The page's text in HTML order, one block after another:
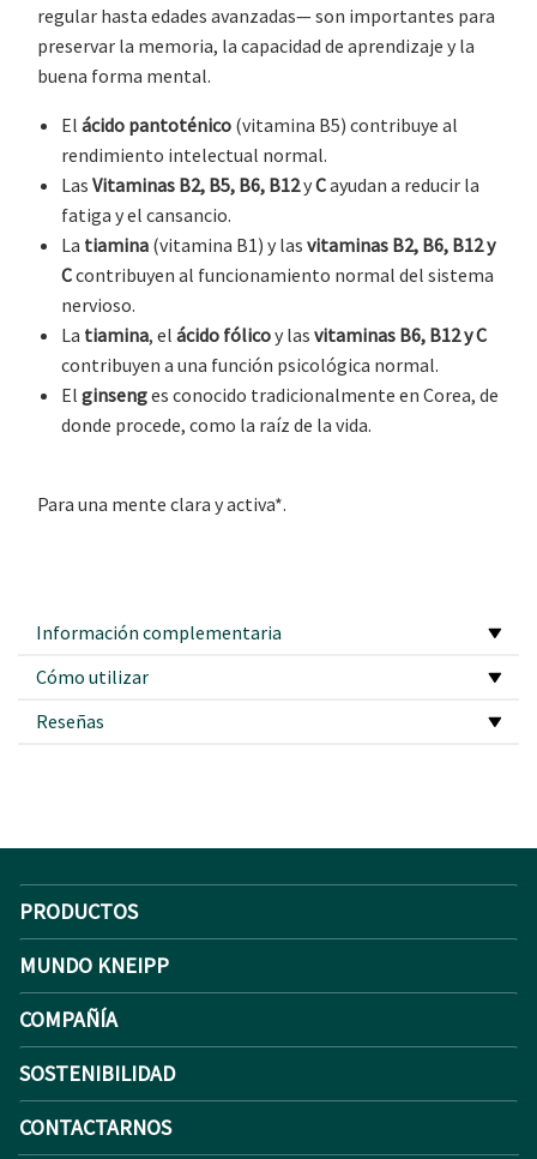
regular hasta edades avanzadas— son importantes para
preservar la memoria, la capacidad de aprendizaje y la
buena forma mental.
El ácido pantoténico (vitamina B5) contribuye al
rendimiento intelectual normal.
Las Vitaminas B2, B5, B6, B12yCayudan a reducir la
fatiga y el cansancio.
La tiamina (vitamina B1) y las vitaminas B2, B6, B12 y
Ccontribuyen al funcionamiento normal del sistema
nervioso.
La tiamina, el ácido fólicoy las vitaminas B6, B12 y C
contribuyen a una función psicológica normal.
El ginsenges conocido tradicionalmente en Corea, de
donde procede, como la raíz de la vida.
Para una mente clara y activa*.
Información complementaria
Cómo utilizar
Reseñas
PRODUCTOS
MUNDO KNEIPP
COMPAÑÍA
SOSTENIBILIDAD
CONTACTARNOS